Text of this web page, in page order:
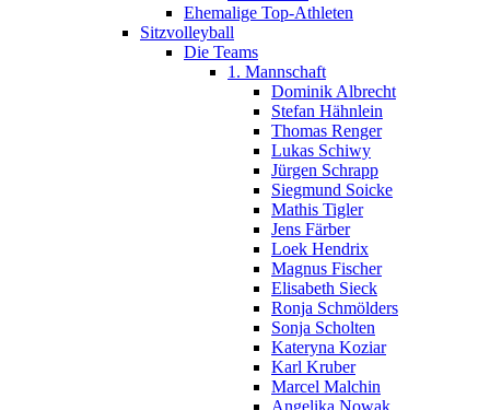
Ehemalige Top-Athleten
Sitzvolleyball
Die Teams
1. Mannschaft
Dominik Albrecht
Stefan Hähnlein
Thomas Renger
Lukas Schiwy
Jürgen Schrapp
Siegmund Soicke
Mathis Tigler
Jens Färber
Loek Hendrix
Magnus Fischer
Elisabeth Sieck
Ronja Schmölders
Sonja Scholten
Kateryna Koziar
Karl Kruber
Marcel Malchin
Angelika Nowak